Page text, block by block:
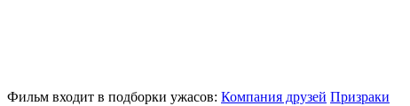
Фильм входит в подборки ужасов: Компания друзей Призраки